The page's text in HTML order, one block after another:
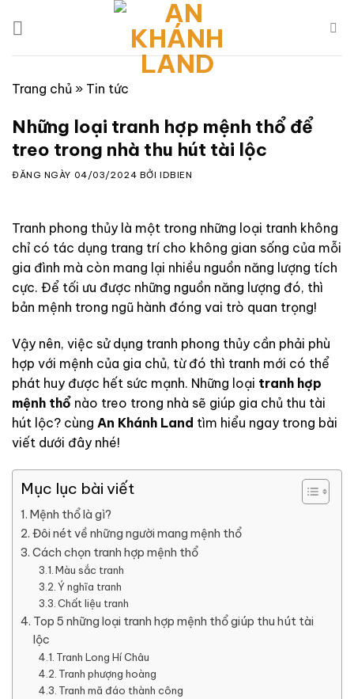
Trang chủ » Tin tức
Những loại tranh hợp mệnh thổ để
treo trong nhà thu hút tài lộc
ĐĂNG NGÀY 04/03/2024 BỞIIDBIEN
Tranh phong thủy là một trong những loại tranh không
chỉ có tác dụng trang trí cho không gian sống của mỗi
gia đình mà còn mang lại nhiều nguồn năng lượng tích
cực. Để tối ưu được những nguồn năng lượng đó, thì
bản mệnh trong ngũ hành đóng vai trò quan trọng!
Vậy nên, việc sử dụng tranh phong thủy cần phải phù
hợp với mệnh của gia chủ, từ đó thì tranh mới có thể
phát huy được hết sức mạnh. Những loại tranh hợp
mệnh thổ nào treo trong nhà sẽ giúp gia chủ thu tài
hút lộc? cùng An Khánh Land tìm hiểu ngay trong bài
viết dưới đây nhé!
Mục lục bài viết
Mệnh thổ là gì?
Đôi nét về những người mang mệnh thổ
Cách chọn tranh hợp mệnh thổ
Màu sắc tranh
Ý nghĩa tranh
Chất liệu tranh
Top 5 những loại tranh hợp mệnh thổ giúp thu hút tài
lộc
Tranh Long Hí Châu
Tranh phượng hoàng
Tranh mã đáo thành công